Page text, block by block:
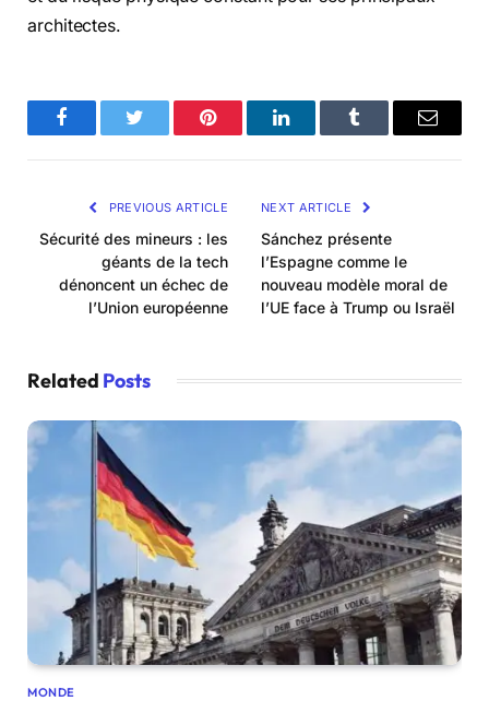
architectes.
FacebookTwitter Pinterest LinkedInTumblr Email
PREVIOUS ARTICLE
Sécurité des mineurs : les
géants de la tech
dénoncent un échec de
l’Union européenne
NEXT ARTICLE
Sánchez présente
l’Espagne comme le
nouveau modèle moral de
l’UE face à Trump ou Israël
Related Posts
MONDE